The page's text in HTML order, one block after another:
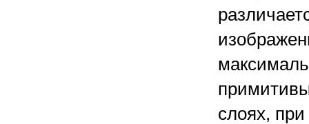
слоях,